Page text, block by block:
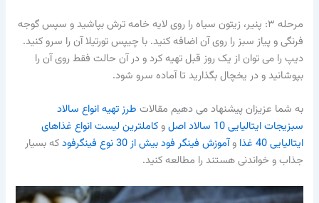
مرحله ۳: پنیر، زیتون سیاه را روی لایه خامه ترش بپاشید و سپس گوجه
فرنگی و پیاز سبز را روی آن اضافه کنید. با چیپس تورتیلا آن را سرو کنید.
دیپ را می توان از یک روز قبل تهیه کرد و در آن حالت فقط روی آن را
بپوشانید و در یخچال بگذارید تا آماده سرو شود.
به شما عزیزان پیشنهاد می دهیم مقالات طرز تهیه انواع سالاد
سبزیجات ایتالیایی 10 سالاد اصل
وکاملترین لیست انواع غذاهای
ایتالیایی 40 غذا
وآموزش فینگر فود بیش از 30 نوع فینگرفود
که بسیار
جذاب و خواندنی هستند را مطالعه کنید.